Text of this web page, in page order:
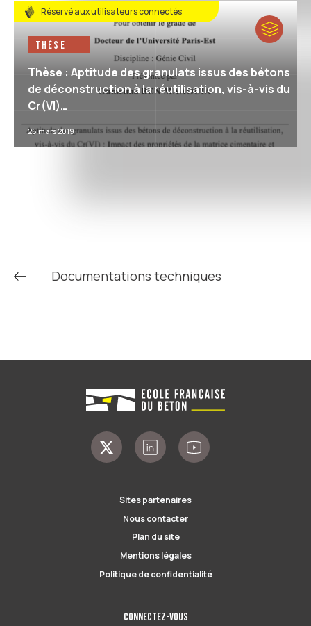
Réservé aux utilisateurs connectés
Thèse
Thèse : Aptitude des granulats issus des bétons
de déconstruction à la réutilisation, vis-à-vis du
Cr(VI)…
26 mars 2019
Documentations techniques
Sites partenaires
Nous contacter
Plan du site
Mentions légales
Politique de confidentialité
Connectez-vous